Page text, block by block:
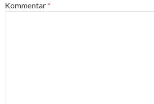
Kommentar *